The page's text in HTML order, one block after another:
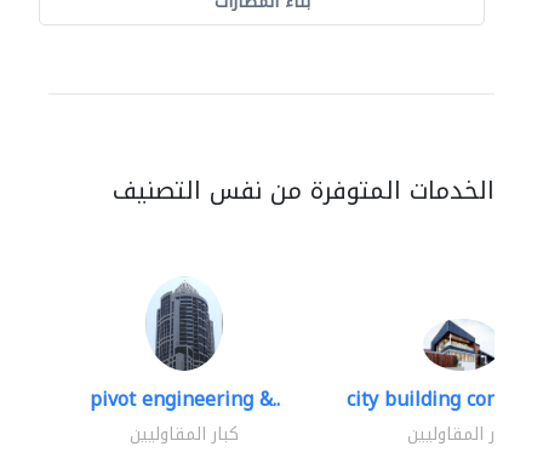
الخدمات المتوفرة من نفس التصنيف
pivot engineering &..
كبار المقاوليين
city building
كبار المقاوليين